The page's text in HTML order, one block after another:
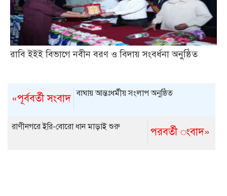
রাবি ইইই বিভাগে নবীন বরণ ও বিদায় সংবর্ধনা অনুষ্ঠিত
«পূর্ববর্তী সংবাদ বাঘায় আন্তঃধর্মীয় সংলাপ অনুষ্ঠিত
পরবর্তী ংবাদ»
রাণীনগরে ইরি-বোরো ধান মাড়াই শুরু